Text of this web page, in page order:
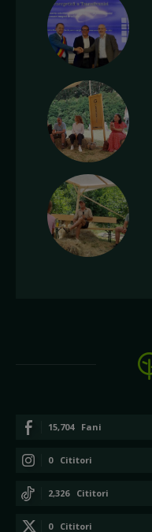
15,704 Fani
0 Cititori
2,326 Cititori
0 Cititori